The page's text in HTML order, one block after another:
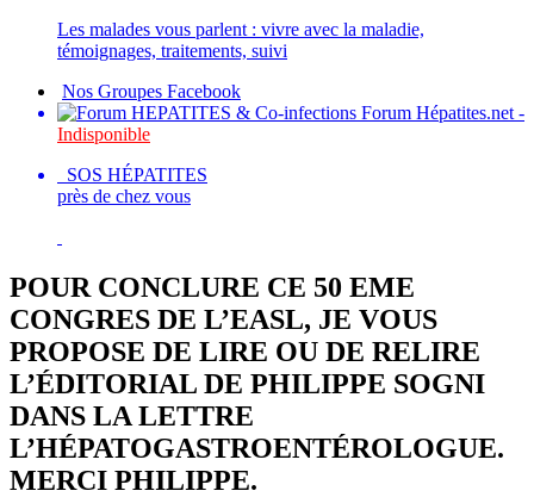
Les malades vous parlent : vivre avec la maladie,
témoignages, traitements, suivi
Nos Groupes Facebook
Forum Hépatites.net -
Indisponible
SOS HÉPATITES
près de chez vous
POUR CONCLURE CE 50 EME
CONGRES DE L’EASL, JE VOUS
PROPOSE DE LIRE OU DE RELIRE
L’ÉDITORIAL DE PHILIPPE SOGNI
DANS LA LETTRE
L’HÉPATOGASTROENTÉROLOGUE.
MERCI PHILIPPE.